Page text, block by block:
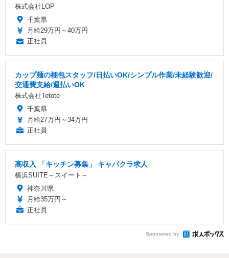
株式会社LOP
千葉県
月給29万円～40万円
正社員
カップ麺の梱包スタッフ/日払いOK/シンプル作業/未経験歓迎/
交通費支給/週払いOK
株式会社Tetote
千葉県
月給27万円～34万円
正社員
高収入 「キッチン募集」 キャバクラ求人
横浜SUITE～スイート～
神奈川県
月給35万円～
正社員
Sponsored by